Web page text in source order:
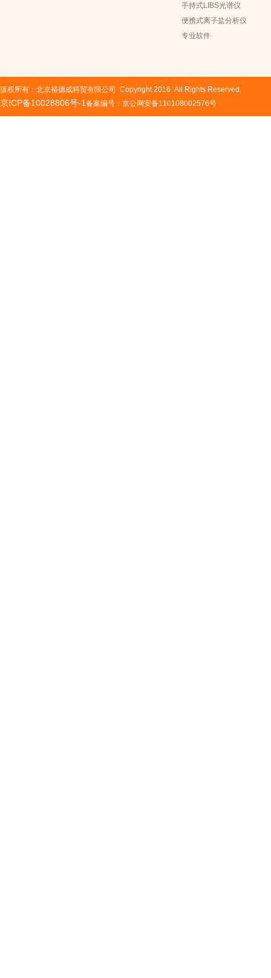
手持式LIBS光谱仪
便携式离子盐分析仪
专业软件
版权所有：北京裕德成科贸有限公司 Copyright 2016 All Rights Reserved.
京ICP备10028806号-1 备案编号：京公网安备110108002576号